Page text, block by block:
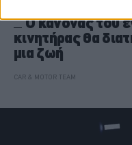
Ο κανόνας του
κινητήρας θα
μια ζωή
CAR & MOTOR TEAM